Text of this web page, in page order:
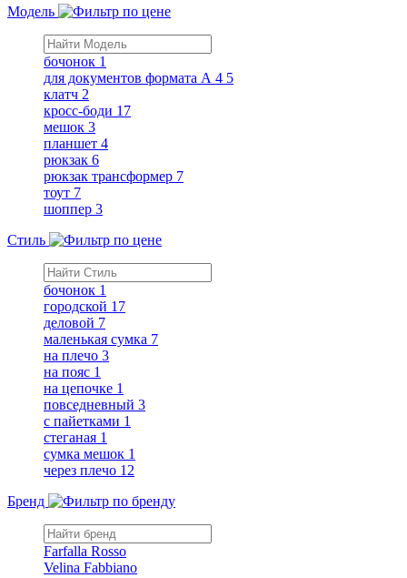
Модель
бочонок 1
для документов формата А 4 5
клатч 2
кросс-боди 17
мешок 3
планшет 4
рюкзак 6
рюкзак трансформер 7
тоут 7
шоппер 3
Стиль
бочонок 1
городской 17
деловой 7
маленькая сумка 7
на плечо 3
на пояс 1
на цепочке 1
повседневный 3
с пайетками 1
стеганая 1
сумка мешок 1
через плечо 12
Бренд
Farfalla Rosso
Velina Fabbiano